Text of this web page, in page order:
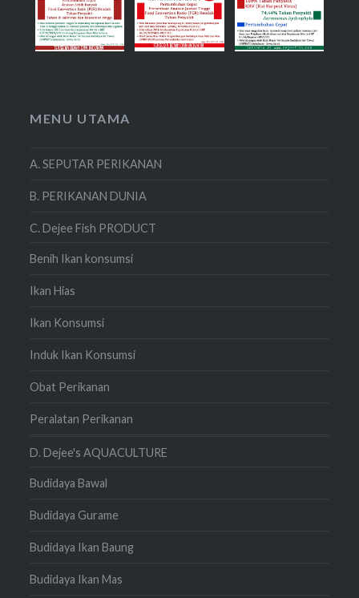
MENU UTAMA
A. SEPUTAR PERIKANAN
B. PERIKANAN DUNIA
C. Dejee Fish PRODUCT
Benih Ikan konsumsi
Ikan Hias
Ikan Konsumsi
Induk Ikan Konsumsi
Obat Perikanan
Peralatan Perikanan
D. Dejee's AQUACULTURE
Budidaya Bawal
Budidaya Gurame
Budidaya Ikan Baung
Budidaya Ikan Mas